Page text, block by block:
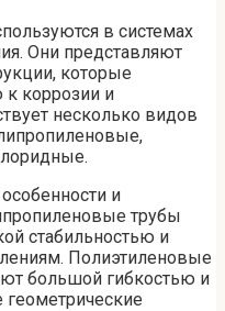
в системах
Они представляют
которые
коррозии и
несколько видов
и
трубы
стабильностью и
Полиэтиленовые
большой гибкостью и